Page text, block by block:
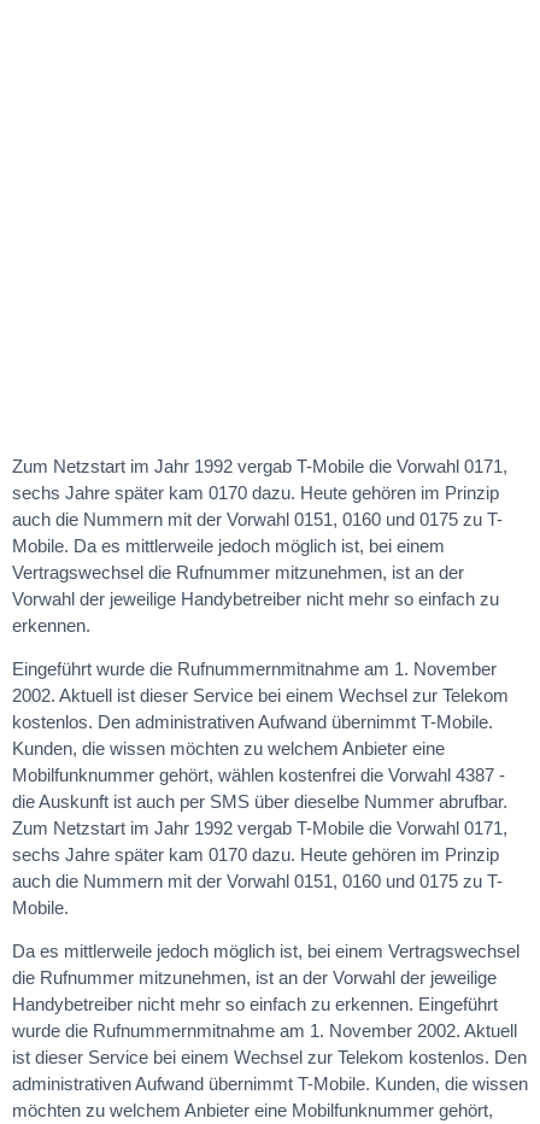
Zum Netzstart im Jahr 1992 vergab T-Mobile die Vorwahl 0171,
sechs Jahre später kam 0170 dazu. Heute gehören im Prinzip
auch die Nummern mit der Vorwahl 0151, 0160 und 0175 zu T-
Mobile. Da es mittlerweile jedoch möglich ist, bei einem
Vertragswechsel die Rufnummer mitzunehmen, ist an der
Vorwahl der jeweilige Handybetreiber nicht mehr so einfach zu
erkennen.
Eingeführt wurde die Rufnummernmitnahme am 1. November
2002. Aktuell ist dieser Service bei einem Wechsel zur Telekom
kostenlos. Den administrativen Aufwand übernimmt T-Mobile.
Kunden, die wissen möchten zu welchem Anbieter eine
Mobilfunknummer gehört, wählen kostenfrei die Vorwahl 4387 -
die Auskunft ist auch per SMS über dieselbe Nummer abrufbar.
Zum Netzstart im Jahr 1992 vergab T-Mobile die Vorwahl 0171,
sechs Jahre später kam 0170 dazu. Heute gehören im Prinzip
auch die Nummern mit der Vorwahl 0151, 0160 und 0175 zu T-
Mobile.
Da es mittlerweile jedoch möglich ist, bei einem Vertragswechsel
die Rufnummer mitzunehmen, ist an der Vorwahl der jeweilige
Handybetreiber nicht mehr so einfach zu erkennen. Eingeführt
wurde die Rufnummernmitnahme am 1. November 2002. Aktuell
ist dieser Service bei einem Wechsel zur Telekom kostenlos. Den
administrativen Aufwand übernimmt T-Mobile. Kunden, die wissen
möchten zu welchem Anbieter eine Mobilfunknummer gehört,